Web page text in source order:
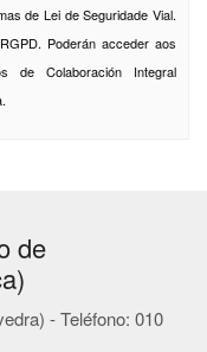
de Lei de Seguridade Vial.
Poderán acceder aos
Colaboración Integral
de
- Teléfono: 010